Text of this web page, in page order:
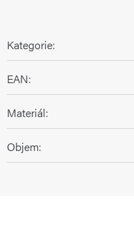
Kategorie:
EAN:
Materiál:
Objem: